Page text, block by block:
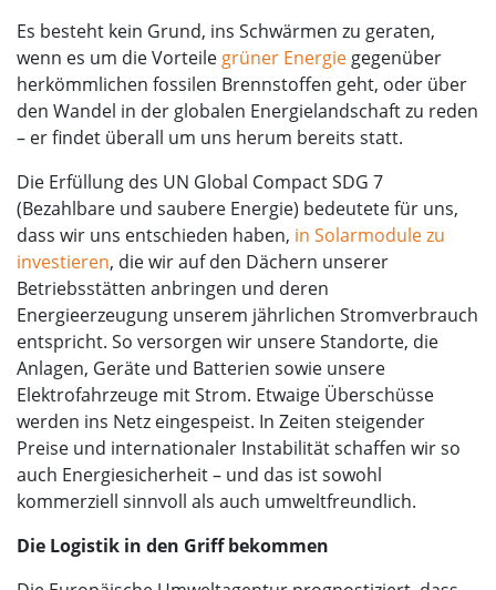
Es besteht kein Grund, ins Schwärmen zu geraten,
wenn es um die Vorteile grüner Energie gegenüber
herkömmlichen fossilen Brennstoffen geht, oder über
den Wandel in der globalen Energielandschaft zu reden
– er findet überall um uns herum bereits statt.
Die Erfüllung des UN Global Compact SDG 7
(Bezahlbare und saubere Energie) bedeutete für uns,
dass wir uns entschieden haben, in Solarmodule zu
investieren, die wir auf den Dächern unserer
Betriebsstätten anbringen und deren
Energieerzeugung unserem jährlichen Stromverbrauch
entspricht. So versorgen wir unsere Standorte, die
Anlagen, Geräte und Batterien sowie unsere
Elektrofahrzeuge mit Strom. Etwaige Überschüsse
werden ins Netz eingespeist. In Zeiten steigender
Preise und internationaler Instabilität schaffen wir so
auch Energiesicherheit – und das ist sowohl
kommerziell sinnvoll als auch umweltfreundlich.
Die Logistik in den Griff bekommen